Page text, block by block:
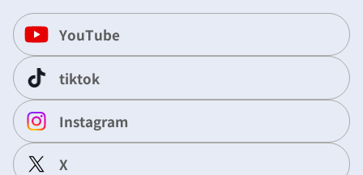
YouTube
tiktok
Instagram
X